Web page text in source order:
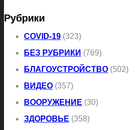
Рубрики
COVID-19 (323)
БЕЗ РУБРИКИ (769)
БЛАГОУСТРОЙСТВО (502)
ВИДЕО (357)
ВООРУЖЕНИЕ (30)
ЗДОРОВЬЕ (358)